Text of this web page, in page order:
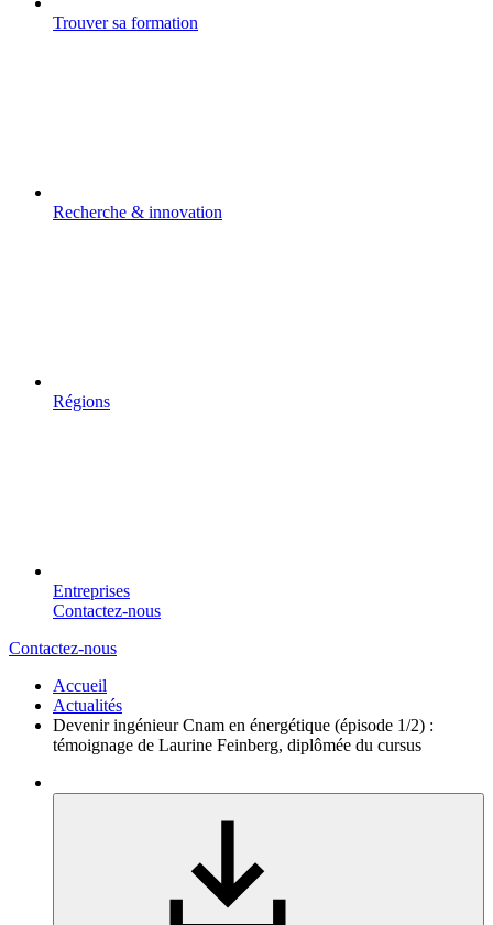
Trouver sa formation
Recherche & innovation
Régions
Entreprises
Contactez-nous
Contactez-nous
Accueil
Actualités
Devenir ingénieur Cnam en énergétique (épisode 1/2) :
témoignage de Laurine Feinberg, diplômée du cursus